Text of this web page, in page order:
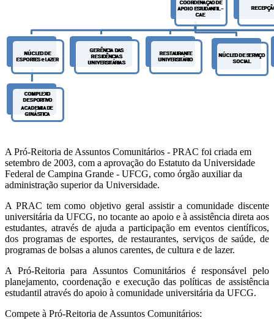
A Pró-Reitoria de Assuntos Comunitários - PRAC foi criada em
setembro de 2003, com a aprovação do Estatuto da Universidade
Federal de Campina Grande - UFCG, como órgão auxiliar da
administração superior da Universidade.
A PRAC tem como objetivo geral assistir a comunidade discente
universitária da UFCG, no tocante ao apoio e à assistência direta aos
estudantes, através de ajuda a participação em eventos científicos,
dos programas de esportes, de restaurantes, serviços de saúde, de
programas de bolsas a alunos carentes, de cultura e de lazer.
A Pró-Reitoria para Assuntos Comunitários é responsável pelo
planejamento, coordenação e execução das políticas de assistência
estudantil através do apoio à comunidade universitária da UFCG.
Compete à Pró-Reitoria de Assuntos Comunitários: